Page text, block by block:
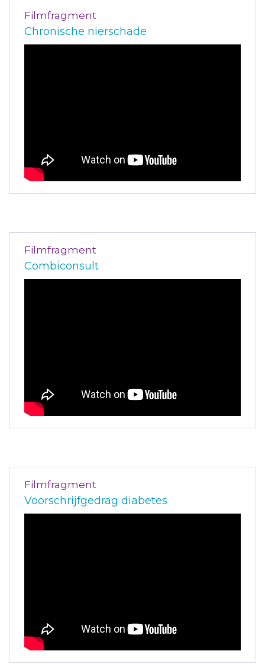
Filmfragment
Chronische nierschade
Filmfragment
Combiconsult
Filmfragment
Voorschrijfgedrag diabetes